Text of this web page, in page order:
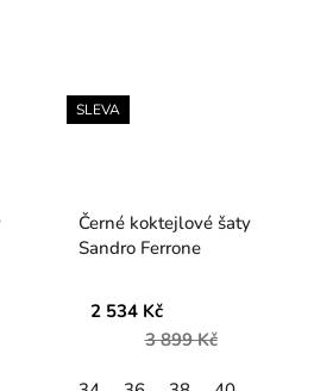
SLEVA
Černé koktejlové šaty
Sandro Ferrone
2 534 Kč
3 899 Kč